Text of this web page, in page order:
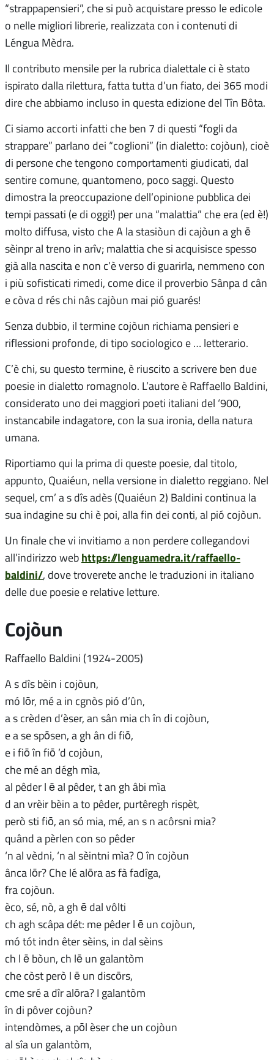
“strappapensieri”, che si può acquistare presso le edicole
o nelle migliori librerie, realizzata con i contenuti di
Léngua Mèdra.
Il contributo mensile per la rubrica dialettale ci è stato
ispirato dalla rilettura, fatta tutta d’un fiato, dei 365 modi
dire che abbiamo incluso in questa edizione del Tîn Bôta.
Ci siamo accorti infatti che ben 7 di questi “fogli da
strappare” parlano dei “coglioni” (in dialetto: cojòun), cioè
di persone che tengono comportamenti giudicati, dal
sentire comune, quantomeno, poco saggi. Questo
dimostra la preoccupazione dell’opinione pubblica dei
tempi passati (e di oggi!) per una “malattia” che era (ed è!)
molto diffusa, visto che A la stasiòun di cajòun a gh ē
sèinpr al treno in arîv; malattia che si acquisisce spesso
già alla nascita e non c’è verso di guarirla, nemmeno con
i più sofisticati rimedi, come dice il proverbio Sânpa d cân
e còva d rés chi nâs cajòun mai pió guarés!
Senza dubbio, il termine cojòun richiama pensieri e
riflessioni profonde, di tipo sociologico e … letterario.
C’è chi, su questo termine, è riuscito a scrivere ben due
poesie in dialetto romagnolo. L’autore è Raffaello Baldini,
considerato uno dei maggiori poeti italiani del ‘900,
instancabile indagatore, con la sua ironia, della natura
umana.
Riportiamo qui la prima di queste poesie, dal titolo,
appunto, Quaiéun, nella versione in dialetto reggiano. Nel
sequel, cm’ a s dîs adès (Quaiéun 2) Baldini continua la
sua indagine su chi è poi, alla fin dei conti, al pió cojòun.
Un finale che vi invitiamo a non perdere collegandovi
all’indirizzo web https://lenguamedra.it/raffaello-
baldini/, dove troverete anche le traduzioni in italiano
delle due poesie e relative letture.
Cojòun
Raffaello Baldini (1924-2005)
A s dîs bèin i cojòun,
mó lōr, mé a in cgnòs pió d’ûn,
a s crèden d’èser, an sân mia ch în di cojòun,
e a se spōsen, a gh ân di fiō,
e i fiō în fiō ’d cojòun,
che mé an dégh mìa,
al pêder l ē al pêder, t an gh âbi mìa
d an vrèir bèin a to pêder, purtêregh rispèt,
però sti fiō, an só mia, mé, an s n acôrsni mia?
quând a pèrlen con so pêder
‘n al vèdni, ‘n al sèintni mìa? O în cojòun
ânca lōr? Che lé alōra as fà fadîga,
fra cojòun.
èco, sé, nò, a gh ē dal vôlti
ch agh scâpa dét: me pêder l ē un cojòun,
mó tót indn êter sèins, in dal sèins
ch l ē bòun, ch lē un galantòm
che còst però l ē un discōrs,
cme sré a dîr alōra? I galantòm
în di pôver cojòun?
intendòmes, a pōl èser che un cojòun
al sîa un galantòm,